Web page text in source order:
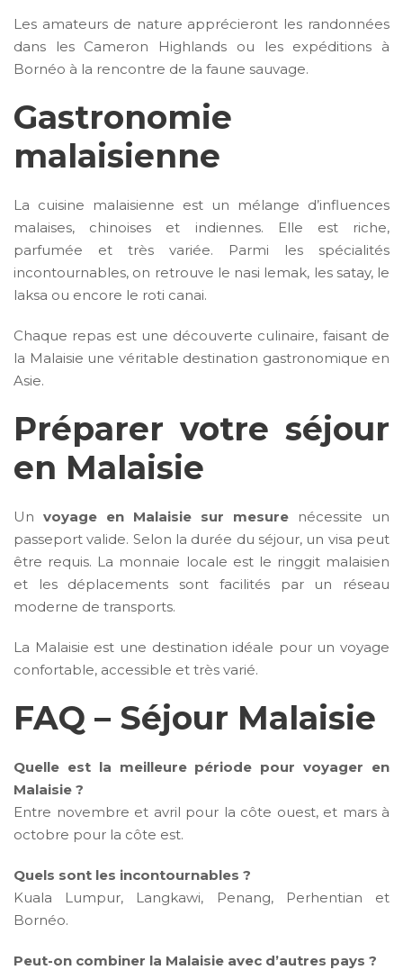
Les amateurs de nature apprécieront les randonnées
dans les Cameron Highlands ou les expéditions à
Bornéo à la rencontre de la faune sauvage.
Gastronomie
malaisienne
La cuisine malaisienne est un mélange d’influences
malaises, chinoises et indiennes. Elle est riche,
parfumée et très variée. Parmi les spécialités
incontournables, on retrouve le nasi lemak, les satay, le
laksa ou encore le roti canai.
Chaque repas est une découverte culinaire, faisant de
la Malaisie une véritable destination gastronomique en
Asie.
Préparer votre séjour
en Malaisie
Un voyage en Malaisie sur mesure nécessite un
passeport valide. Selon la durée du séjour, un visa peut
être requis. La monnaie locale est le ringgit malaisien
et les déplacements sont facilités par un réseau
moderne de transports.
La Malaisie est une destination idéale pour un voyage
confortable, accessible et très varié.
FAQ – Séjour Malaisie
Quelle est la meilleure période pour voyager en
Malaisie ?
Entre novembre et avril pour la côte ouest, et mars à
octobre pour la côte est.
Quels sont les incontournables ?
Kuala Lumpur, Langkawi, Penang, Perhentian et
Bornéo.
Peut-on combiner la Malaisie avec d’autres pays ?